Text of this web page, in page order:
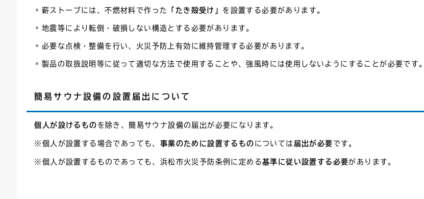
薪ストーブには、不燃材料で作った 「たき殻受け」 を設置する必要があります。
地震等により転倒・破損しない構造とする必要があります。
必要な点検・整備を行い、火災予防上有効に維持管理する必要があります。
製品の取扱説明等に従って適切な方法で使用することや、強風時には使用しないようにすることが必要です。
簡易サウナ設備の設置届出について
個人が設けるもの を除き、簡易サウナ設備の届出が必要になります。
※個人が設置する場合であっても、 事業のために設置するもの については 届出が必要 です。
※個人が設置するものであっても、浜松市火災予防条例に定める基準に従い設置する必要があります。